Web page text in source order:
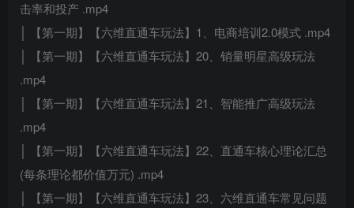
击率和投产 .mp4
│ 【第一期】【六维直通车玩法】1、电商培训2.0模式 .mp4
│ 【第一期】【六维直通车玩法】20、销量明星高级玩法
.mp4
│ 【第一期】【六维直通车玩法】21、智能推广高级玩法
.mp4
│ 【第一期】【六维直通车玩法】22、直通车核心理论汇总
(每条理论都价值万元) .mp4
│ 【第一期】【六维直通车玩法】23、六维直通车常见问题